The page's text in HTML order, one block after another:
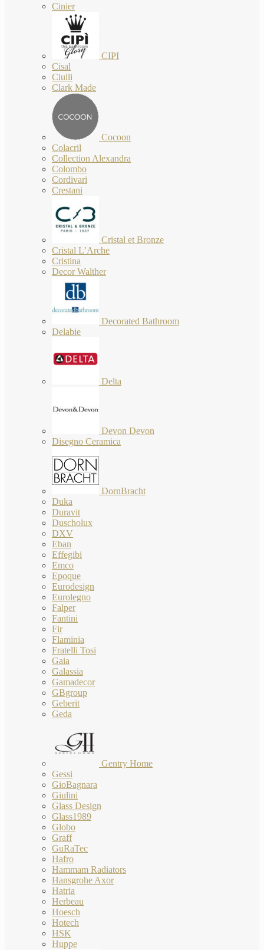
Cinier
CIPI
Cisal
Ciulli
Clark Made
Cocoon
Colacril
Collection Alexandra
Colombo
Cordivari
Crestani
Cristal et Bronze
Cristal L’Arche
Cristina
Decor Walther
Decorated Bathroom
Delabie
Delta
Devon Devon
Disegno Ceramica
DornBracht
Duka
Duravit
Duscholux
DXV
Eban
Effegibi
Emco
Epoque
Eurodesign
Eurolegno
Falper
Fantini
Fir
Flaminia
Fratelli Tosi
Gaia
Galassia
Gamadecor
GBgroup
Geberit
Geda
Gentry Home
Gessi
GioBagnara
Giulini
Glass Design
Glass1989
Globo
Graff
GuRaTec
Hafro
Hammam Radiators
Hansgrohe Axor
Hatria
Herbeau
Hoesch
Hotech
HSK
Huppe